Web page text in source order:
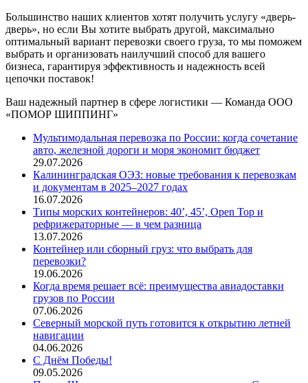
Большинство наших клиентов хотят получить услугу «дверь-
дверь», но если Вы хотите выбрать другой, максимально
оптимальный вариант перевозки своего груза, то мы поможем
выбрать и организовать наилучший способ для вашего
бизнеса, гарантируя эффективность и надежность всей
цепочки поставок!
Ваш надежный партнер в сфере логистики — Команда ООО
«ПОМОР ШИППИНГ»
Мультимодальная перевозка по России: когда сочетание
авто, железной дороги и моря экономит бюджет
29.07.2026
Калининградская ОЭЗ: новые требования к перевозкам
и документам в 2025–2027 годах
16.07.2026
Типы морских контейнеров: 40’, 45’, Open Top и
рефрижераторные — в чем разница
13.07.2026
Контейнер или сборный груз: что выбрать для
перевозки?
19.06.2026
Когда время решает всё: преимущества авиадоставки
грузов по России
07.06.2026
Северный морской путь готовится к открытию летней
навигации
04.06.2026
С Днём Победы!
09.05.2026